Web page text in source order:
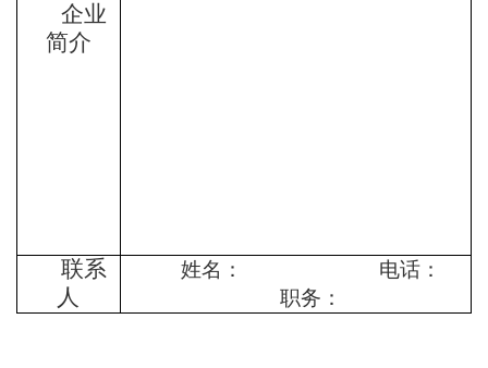
企业
简介
联系
人
姓名： 电话：
职务：